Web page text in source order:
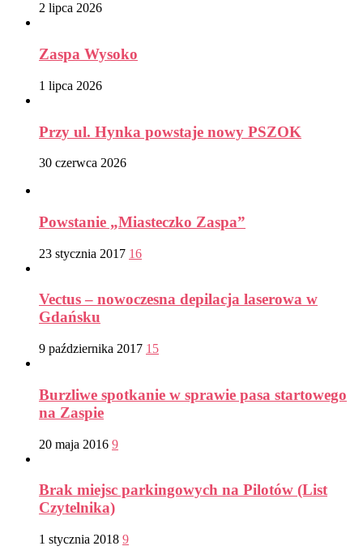
2 lipca 2026
Zaspa Wysoko
1 lipca 2026
Przy ul. Hynka powstaje nowy PSZOK
30 czerwca 2026
Powstanie „Miasteczko Zaspa”
23 stycznia 2017 16
Vectus – nowoczesna depilacja laserowa w
Gdańsku
9 października 2017 15
Burzliwe spotkanie w sprawie pasa startowego
na Zaspie
20 maja 2016 9
Brak miejsc parkingowych na Pilotów (List
Czytelnika)
1 stycznia 2018 9